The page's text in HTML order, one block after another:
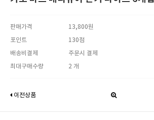
판매가격
13,800원
포인트
130점
배송비결제
주문시 결제
최대구매수량
2 개
이전상품